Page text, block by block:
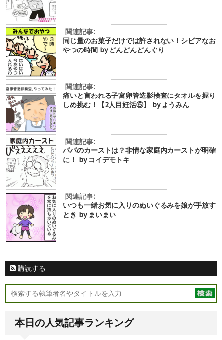
関連記事:
同じ量のお菓子だけでは許されない！シビアなお
やつの時間 by どんどんどんぐり
関連記事:
痛いと言われる子宮卵管造影検査にタオルを握り
しめ挑む！【2人目妊活⑤】 by ようみん
関連記事:
パパのカーストは？非情な家庭内カーストが明確
に！ by コイデモトキ
関連記事:
いつも一緒お気に入りのぬいぐるみを娘が手放す
とき by まいまい
購読する
本日の人気記事ランキング